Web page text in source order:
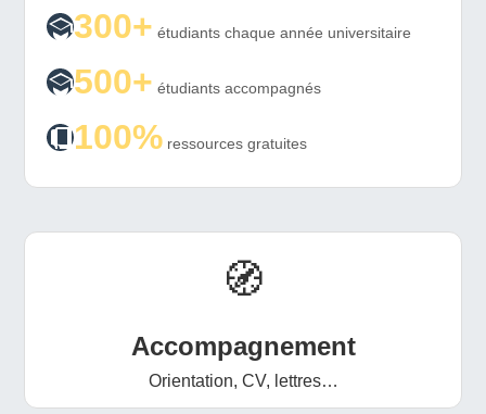
300+ étudiants chaque année universitaire
500+ étudiants accompagnés
100% ressources gratuites
🧭
Accompagnement
Orientation, CV, lettres…